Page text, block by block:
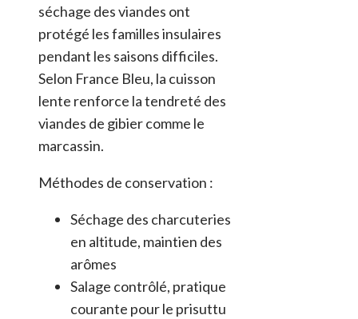
séchage des viandes ont
protégé les familles insulaires
pendant les saisons difficiles.
Selon France Bleu, la cuisson
lente renforce la tendreté des
viandes de gibier comme le
marcassin.
Méthodes de conservation :
Séchage des charcuteries
en altitude, maintien des
arômes
Salage contrôlé, pratique
courante pour le prisuttu